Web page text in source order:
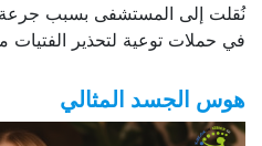
نُقلت إلى المستشفى بسبب جرعة
في حملات توعية لتحذير الفتيات
هوس الجسد المثالي